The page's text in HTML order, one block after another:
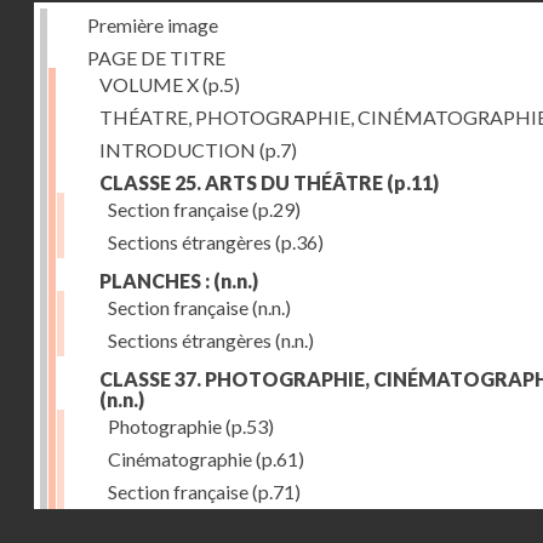
Première image
PAGE DE TITRE
VOLUME X(p.5)
THÉATRE, PHOTOGRAPHIE,
INTRODUCTION (p.7)
CLASSE 25. ARTS DU THÉÂTRE (p.11)
Section française(p.29)
Sections étrangères (p.36)
PLANCHES : (n.n.)
Section française(n.n.)
Sections étrangères (n.n.)
CLASSE 37. PHOTOGRAPHIE,
(n.n.)
Photographie(p.53)
Cinématographie(p.61)
Section française(p.71)